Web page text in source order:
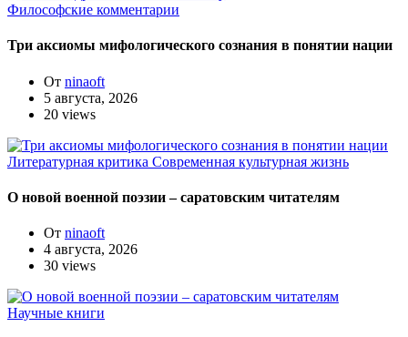
Философские комментарии
Три аксиомы мифологического сознания в понятии нации
От ninaoft
5 августа, 2026
20 views
Литературная критика Современная культурная жизнь
О новой военной поэзии – саратовским читателям
От ninaoft
4 августа, 2026
30 views
Научные книги